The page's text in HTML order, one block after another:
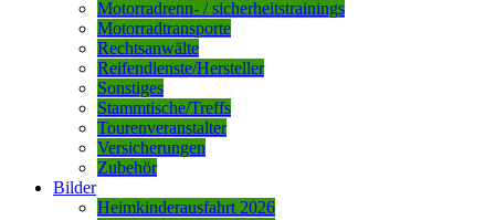
Motorradrenn- / sicherheitstrainings
Motorradtransporte
Rechtsanwälte
Reifendienste/Hersteller
Sonstiges
Stammtische/Treffs
Tourenveranstalter
Versicherungen
Zubehör
Bilder
Heimkinderausfahrt 2026